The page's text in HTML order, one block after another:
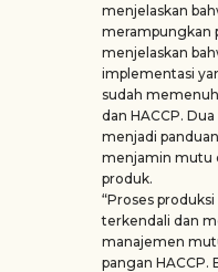
menjelaskan
merampungkan
menjelaskan
implementasi
sudah
dan HACCP.
menjadi
menjamin mutu
produk.
“Proses
terkendali dan
manajemen
pangan HACCP.